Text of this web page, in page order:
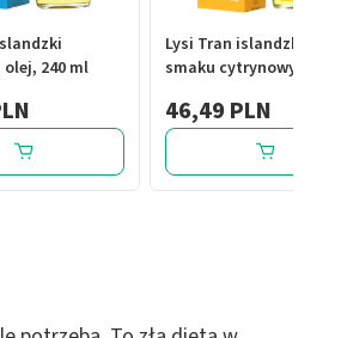
240 ml
Lysi Tran islandzki o
smaku cytrynowym, olej,
46,49 PLN